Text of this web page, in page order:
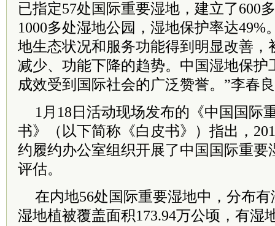
已指定57处国际重要湿地，建立了600
1000多处湿地公园，湿地保护率达49%
地生态状况和服务功能得到明显改善，
减少、功能下降的趋势。中国湿地保护
成效受到国际社会的广泛赞誉。”李春
1月18日活动现场发布的《中国国际
书》（以下简称《白皮书》）指出，
约履约办公室组织开展了中国国际重要
评估。
在内地56处国际重要湿地中，分布
湿地植被覆盖面积173.94万公顷，有湿